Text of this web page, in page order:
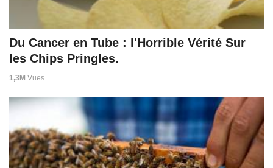
Du Cancer en Tube : l'Horrible Vérité Sur
les Chips Pringles.
1,3M Vues